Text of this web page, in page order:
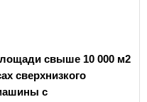
свыше 10 000 м2
сверхнизкого
с